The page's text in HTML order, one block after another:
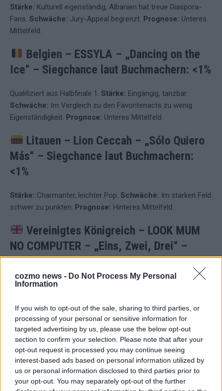
cozmo news - Do Not Process My Personal
Information
If you wish to opt-out of the sale, sharing to third parties, or
processing of your personal or sensitive information for
targeted advertising by us, please use the below opt-out
section to confirm your selection. Please note that after your
opt-out request is processed you may continue seeing
interest-based ads based on personal information utilized by
us or personal information disclosed to third parties prior to
your opt-out. You may separately opt-out of the further
Stärke: Kulturell eigenständig, Albanien hat treue Diaspora-
Fans. Schwäche: Jury-Appeal begrenzt. Prognose: Unteres
Mittelfeld.
Belgien – ESSYLA – „Dancing on the
Ice“ – Siegchance laut Buchmachern: <1%
Qualifiziert aus Halbfinale 1. Stärke: Eingängig, tanzbar.
Schwäche: Im Vergleich zu den Favoritenacts zu wenig
Eigenständigkeit. Prognose: Unteres Mittelfeld.
Litauen – Lion Ceccah – „Sólo Quiero
Más“ – Siegchance laut Buchmachern:
<1%
Stärke: Charmanter, leichter Pop. Schwäche: Im starken Feld
schwer zu punkten. Prognose: Hinteres Mittelfeld.
Vereinigtes Königreich – LOOK MUM
NO COMPUTER – „Eins, Zwei, Drei“ –
Siegchance laut Buchmachern: <1%
Die Wettenden sehen einen Zweikampf von Österreich und
selbstironisch, hat Aufmerksamkeitswert.Schwäche:Jury
und Televoting könnten gleichermaßen ratlos reagieren.
Prognose:Hinteres Feld.
Deutschland – Sarah Engels – „Fire“–
Siegchance laut Buchmachern: <1%